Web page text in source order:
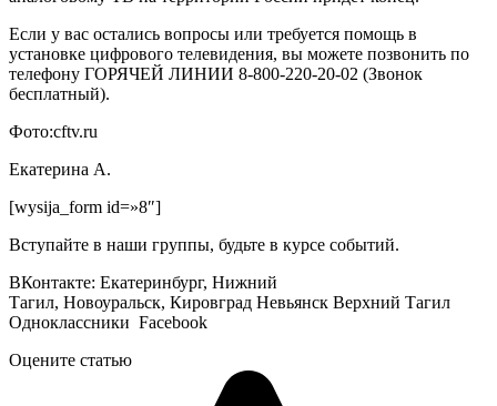
Если у вас остались вопросы или требуется помощь в
установке цифрового телевидения, вы можете позвонить по
телефону ГОРЯЧЕЙ ЛИНИИ 8-800-220-20-02 (Звонок
бесплатный).
Фото:cftv.ru
Екатерина А.
[wysija_form id=»8″]
Вступайте в наши группы, будьте в курсе событий.
ВКонтакте: Екатеринбург, Нижний
Тагил, Новоуральск, Кировград Невьянск Верхний Тагил
Одноклассники Facebook
Оцените статью